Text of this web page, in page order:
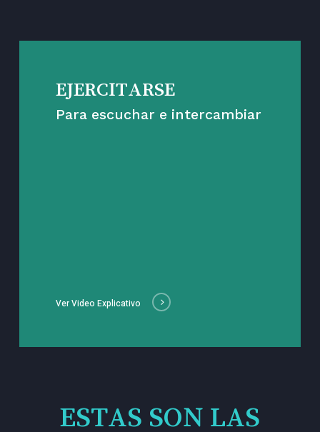
EJERCITARSE
Para escuchar e intercambiar
Ver Video Explicativo
ESTAS SON LAS